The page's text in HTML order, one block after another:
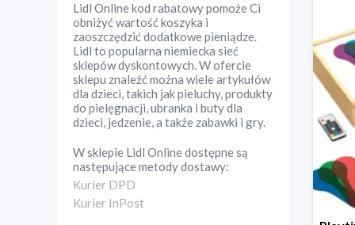
Lidl Online kod rabatowy pomoże Ci
obniżyć wartość koszyka i
zaoszczędzić dodatkowe pieniądze.
Lidl to popularna niemiecka sieć
sklepów dyskontowych. W ofercie
sklepu znaleźć można wiele artykułów
dla dzieci, takich jak pieluchy, produkty
do pielęgnacji, ubranka i buty dla
dzieci, jedzenie, a także zabawki i gry.
W sklepie Lidl Onlinedostępne są
następujące metody dostawy:
Kurier DPD
Kurier InPost